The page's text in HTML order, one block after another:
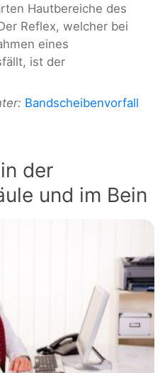
Hautbereiche des
Reflex, welcher bei
eines
ist der
Bandscheibenvorfall
der
und im Bein